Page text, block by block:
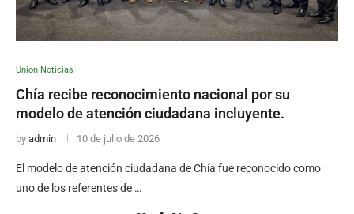
Union Noticias
Chía recibe reconocimiento nacional por su
modelo de atención ciudadana incluyente.
by admin 10 de julio de 2026
El modelo de atención ciudadana de Chía fue reconocido como
uno de los referentes de …